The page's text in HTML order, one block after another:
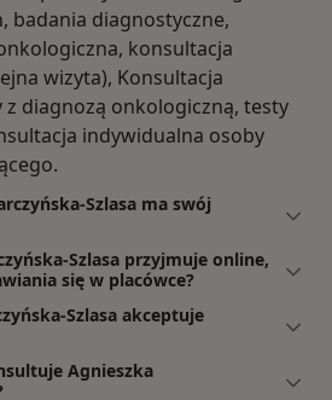
badania diagnostyczne,
konsultacja
wizyta), Konsultacja
diagnozą onkologiczną, testy
indywidualna osoby
Szlasa ma swój
Szlasa przyjmuje online,
się w placówce?
Szlasa akceptuje
Agnieszka